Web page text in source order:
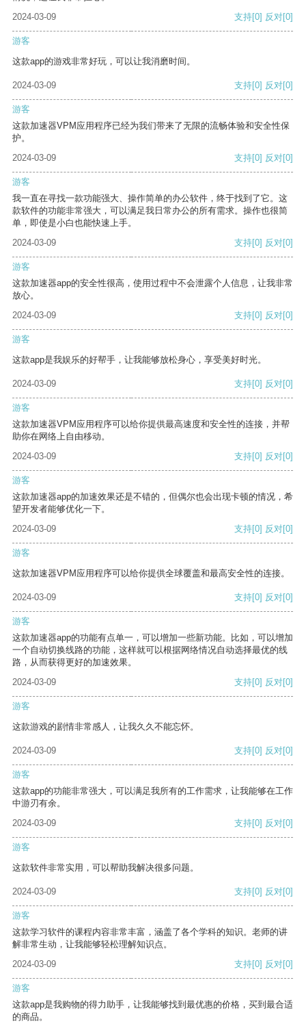
2024-03-09
支持[0] 反对[0]
游客
这款app的游戏非常好玩，可以让我消磨时间。
2024-03-09 支持[0] 反对[0]
游客
这款加速器VPM应用程序已经为我们带来了无限的流畅体验和安全性保
护。
2024-03-09
支持[0] 反对[0]
游客
我一直在寻找一款功能强大、操作简单的办公软件，终于找到了它。这
款软件的功能非常强大，可以满足我日常办公的所有需求。操作也很简
单，即使是小白也能快速上手。
2024-03-09
支持[0] 反对[0]
游客
这款加速器app的安全性很高，使用过程中不会泄露个人信息，让我非常
放心。
2024-03-09
支持[0] 反对[0]
游客
这款app是我娱乐的好帮手，让我能够放松身心，享受美好时光。
2024-03-09 支持[0] 反对[0]
游客
这款加速器VPM应用程序可以给你提供最高速度和安全性的连接，并帮
助你在网络上自由移动。
2024-03-09
支持[0] 反对[0]
游客
这款加速器app的加速效果还是不错的，但偶尔也会出现卡顿的情况，希
望开发者能够优化一下。
2024-03-09
支持[0] 反对[0]
游客
这款加速器VPM应用程序可以给你提供全球覆盖和最高安全性的连接。
2024-03-09 支持[0] 反对[0]
游客
这款加速器app的功能有点单一，可以增加一些新功能。比如，可以增加
一个自动切换线路的功能，这样就可以根据网络情况自动选择最优的线
路，从而获得更好的加速效果。
2024-03-09
支持[0] 反对[0]
游客
这款游戏的剧情非常感人，让我久久不能忘怀。
2024-03-09 支持[0] 反对[0]
游客
这款app的功能非常强大，可以满足我所有的工作需求，让我能够在工作
中游刃有余。
2024-03-09
支持[0] 反对[0]
游客
这款软件非常实用，可以帮助我解决很多问题。
2024-03-09 支持[0] 反对[0]
游客
这款学习软件的课程内容非常丰富，涵盖了各个学科的知识。老师的讲
解非常生动，让我能够轻松理解知识点。
2024-03-09
支持[0] 反对[0]
游客
这款app是我购物的得力助手，让我能够找到最优惠的价格，买到最合适
的商品。